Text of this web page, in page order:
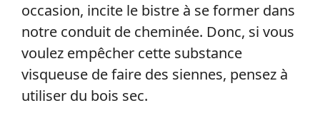
occasion, incite le bistre à se former dans
notre conduit de cheminée. Donc, si vous
voulez empêcher cette substance
visqueuse de faire des siennes, pensez à
utiliser du bois sec.